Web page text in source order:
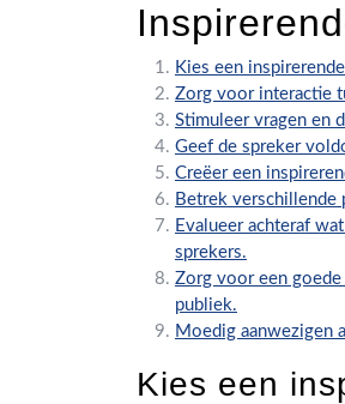
Kies een
Zorg voor interactie
Stimuleer vragen en
Geef de spreker
Creëer een
Betrek verschillende
Evalueer achteraf
sprekers.
Zorg voor een
publiek.
Moedig aanwezigen
Kies een